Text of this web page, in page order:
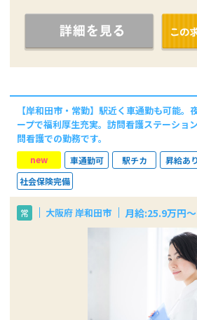
【岸和田市・常勤】駅近く車通勤も可能。
ープで福利厚生充実。訪問看護ステーショ
問看護での勤務です。
new 車通勤可 駅チカ 昇給あり
社会保険完備
常 大阪府 岸和田市 月給:25.9万円